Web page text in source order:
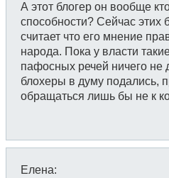
А этот блогер он вообще
способности? Сейчас этих
считает что его мнение
народа. Пока у власти
пафосных речей ничего не
блохеры в думу подались,
обращаться лишь бы не к
Елена: